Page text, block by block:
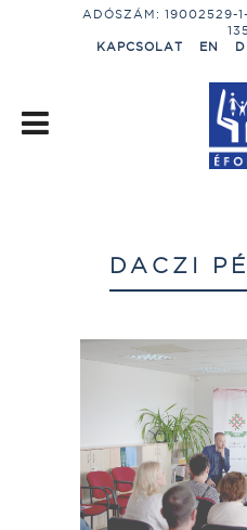
ADÓSZÁM: 19002529-
KAPCSOLAT
EN
DACZI